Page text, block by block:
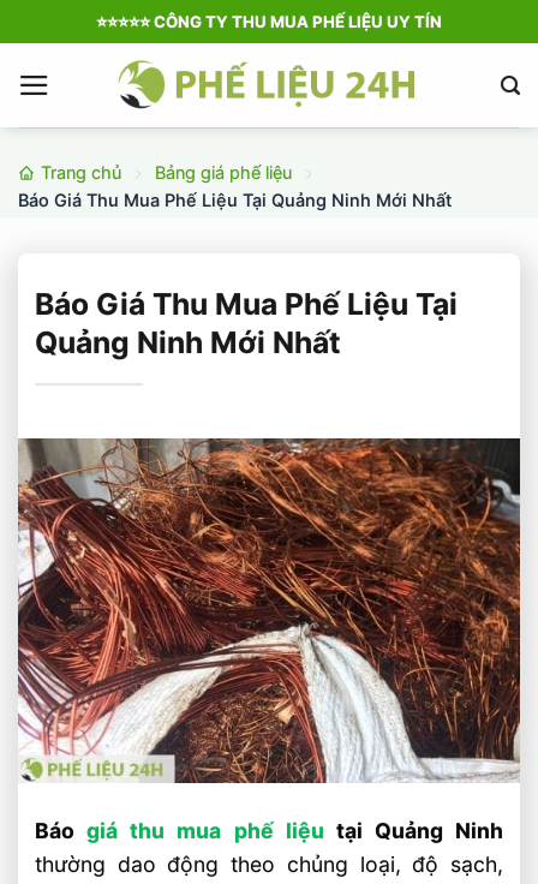
qua
nội
⭐️⭐️⭐️⭐️⭐️ CÔNG TY THU MUA PHẾ LIỆU UY TÍN
Trang chủ
Bảng giá phế liệu
Báo Giá Thu Mua Phế Liệu Tại Quảng Ninh Mới Nhất
Báo Giá Thu Mua Phế Liệu Tại
Quảng Ninh Mới Nhất
Báogiá thu mua phế liệu tại Quảng Ninh
thường dao động theo chủng loại, độ sạch,